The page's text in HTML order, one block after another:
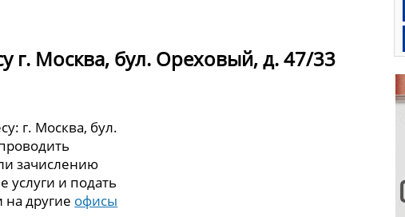
г. Москва, бул. Ореховый, д. 47/33
г. Москва, бул.
зачислению
услуги и подать
на другие офисы